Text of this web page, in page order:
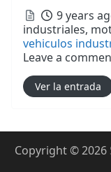
Posted
9 years
industriales,
vehiculos
Leave a
Ver la entrada
Copyright © 2026